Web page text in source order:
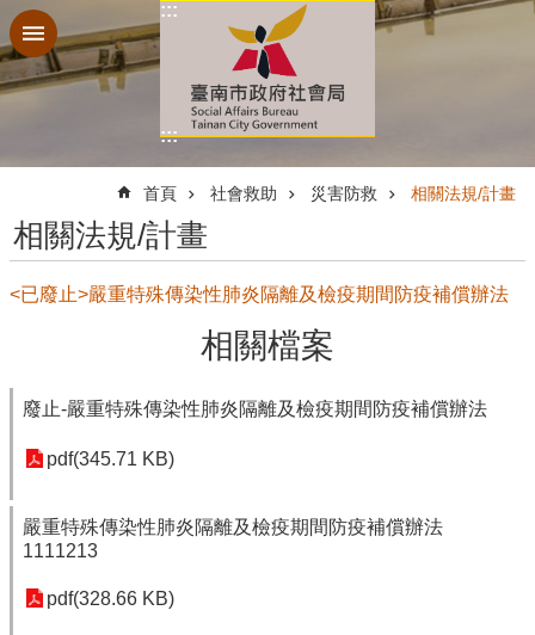
跳到主要內容區塊
:::
:::
首頁 社會救助 災害防救 相關法規/計畫
相關法規/計畫
<已廢止>嚴重特殊傳染性肺炎隔離及檢疫期間防疫補償辦法
相關檔案
廢止-嚴重特殊傳染性肺炎隔離及檢疫期間防疫補償辦法
pdf(345.71 KB)
嚴重特殊傳染性肺炎隔離及檢疫期間防疫補償辦法
1111213
pdf(328.66 KB)